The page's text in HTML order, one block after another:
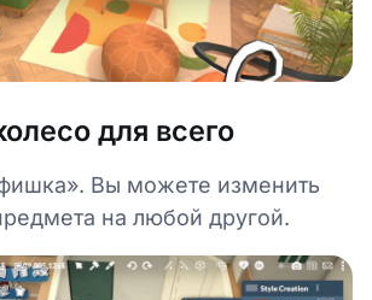
для всего
Вы можете изменить
на любой другой.